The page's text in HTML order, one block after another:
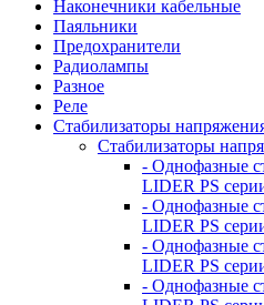
Наконечники кабельные
Паяльники
Предохранители
Радиолампы
Разное
Реле
Стабилизаторы
Стабилизаторы
- Однофазные
LIDER PS
- Однофазные
LIDER PS
- Однофазные
LIDER PS
- Однофазные